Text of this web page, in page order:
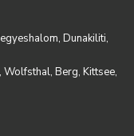
Dunakiliti,
Wolfsthal, Berg, Kittsee,